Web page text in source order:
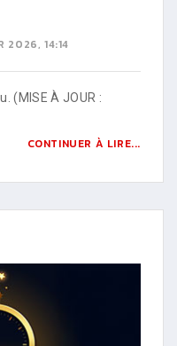
2026, 14:14
(MISE À JOUR :
CONTINUER À LIRE...